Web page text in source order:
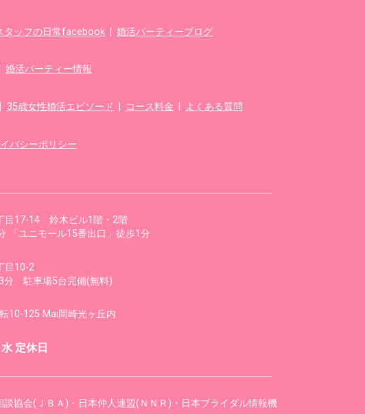
タッフの日常facebook 婚活パーティーブログ
婚活パーティー情報
35歳女性婚活エピソード コース料金 よくある質問
バシーポリシー
目17-14 鈴木ビル1階・2階
「ユニモール15番出口」徒歩1分
目10-2
3分 駐車場5台完備(無料)
10-125 Mai岡崎光ヶ丘内
定休日
談協会(ＪＢＡ)・日本仲人連盟(ＮＮＲ)・日本ブライダル情報機